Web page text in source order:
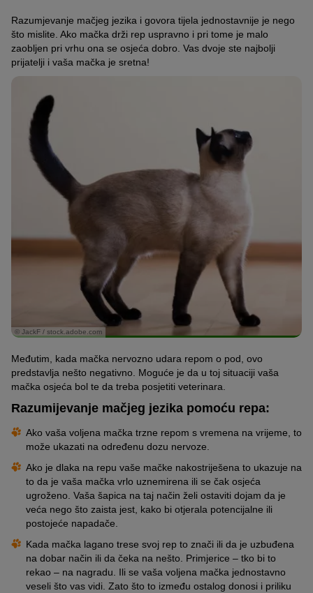
Razumjevanje mačjeg jezika i govora tijela jednostavnije je nego
što mislite. Ako mačka drži rep uspravno i pri tome je malo
zaobljen pri vrhu ona se osjeća dobro. Vas dvoje ste najbolji
prijatelji i vaša mačka je sretna!
© JackF / stock.adobe.com
Međutim, kada mačka nervozno udara repom o pod, ovo
predstavlja nešto negativno. Moguće je da u toj situaciji vaša
mačka osjeća bol te da treba posjetiti veterinara.
Razumijevanje mačjeg jezika pomoću repa:
Ako vaša voljena mačka trzne repom s vremena na vrijeme, to
može ukazati na određenu dozu nervoze.
Ako je dlaka na repu vaše mačke nakostriješena to ukazuje na
to da je vaša mačka vrlo uznemirena ili se čak osjeća
ugroženo. Vaša šapica na taj način želi ostaviti dojam da je
veća nego što zaista jest, kako bi otjerala potencijalne ili
postojeće napadače.
Kada mačka lagano trese svoj rep to znači ili da je uzbuđena
na dobar način ili da čeka na nešto. Primjerice – tko bi to
rekao – na nagradu. Ili se vaša voljena mačka jednostavno
veseli što vas vidi. Zato što to između ostalog donosi i priliku